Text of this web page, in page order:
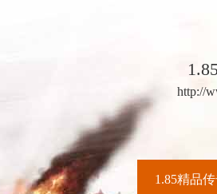
http://
1.85精品